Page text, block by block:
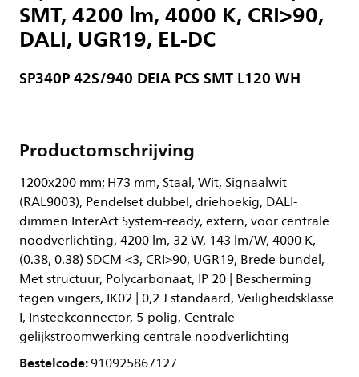
SMT, 4200 lm, 4000 K, CRI>90,
DALI, UGR19, EL-DC
SP340P 42S/940 DEIA PCS SMT L120 WH
Productomschrijving
1200x200 mm; H73 mm, Staal, Wit, Signaalwit
(RAL9003), Pendelset dubbel, driehoekig, DALI-
dimmen InterAct System-ready, extern, voor centrale
noodverlichting, 4200 lm, 32 W, 143 lm/W, 4000 K,
(0.38, 0.38) SDCM <3, CRI>90, UGR19, Brede bundel,
Met structuur, Polycarbonaat, IP 20 | Bescherming
tegen vingers, IK02 | 0,2 J standaard, Veiligheidsklasse
I, Insteekconnector, 5-polig, Centrale
gelijkstroomwerking centrale noodverlichting
Bestelcode:910925867127